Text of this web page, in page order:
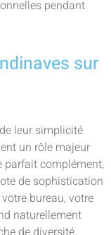
pendant
sur
leur simplicité
un rôle majeur
parfait complément,
de sophistication
bureau, votre
naturellement